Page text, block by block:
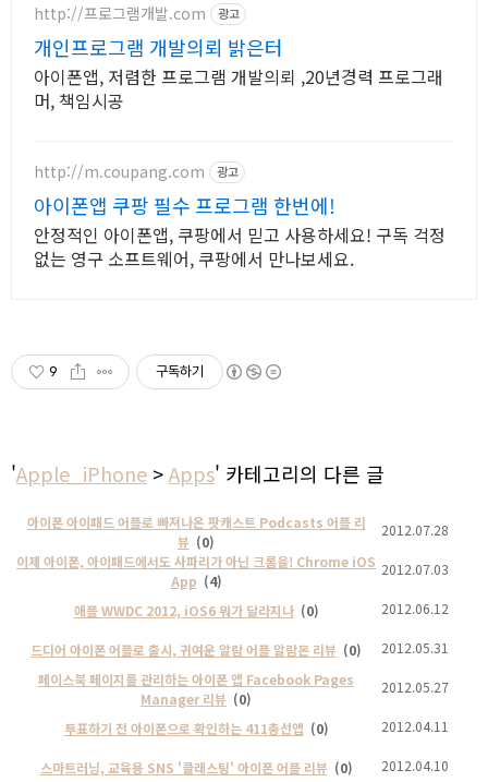
http://프로그램개발.com 광고
개인프로그램 개발의뢰 밝은터
아이폰앱, 저렴한 프로그램 개발의뢰 ,20년경력 프로그래
머, 책임시공
http://m.coupang.com 광고
아이폰앱 쿠팡 필수 프로그램 한번에!
안정적인 아이폰앱, 쿠팡에서 믿고 사용하세요! 구독 걱정
없는 영구 소프트웨어, 쿠팡에서 만나보세요.
9 구독하기
'Apple_iPhone >Apps' 카테고리의 다른 글
아이폰 아이패드 어플로 빠져나온 팟캐스트 Podcasts 어플 리
뷰 (0)
2012.07.28
이제 아이폰, 아이패드에서도 사파리가 아닌 크롬을! Chrome iOS
App (4)
2012.07.03
애플 WWDC 2012, iOS6 뭐가 달라지나 (0) 2012.06.12
드디어 아이폰 어플로 출시, 귀여운 알람 어플 알람몬 리뷰 (0)
2012.05.31
페이스북 페이지를 관리하는 아이폰 앱 Facebook Pages
Manager 리뷰 (0)
2012.05.27
투표하기 전 아이폰으로 확인하는 411총선앱 (0) 2012.04.11
스마트러닝, 교육용 SNS '클래스팅' 아이폰 어플 리뷰 (0)
2012.04.10